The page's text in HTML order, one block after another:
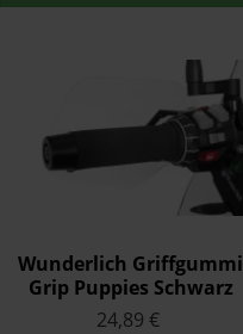
Wunderlich Griffgummi
Grip Puppies Schwarz
2er Set
24,89 €